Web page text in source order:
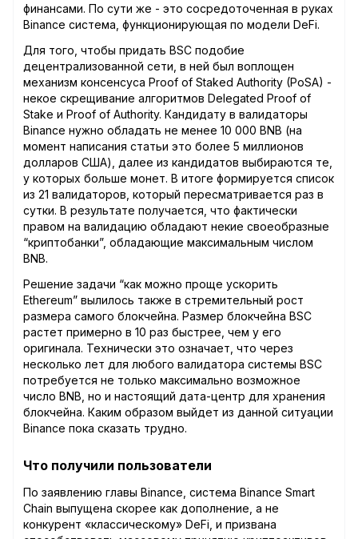
финансами. По сути же - это сосредоточенная в руках
Binance система, функционирующая по модели DeFi.
Для того, чтобы придать BSC подобие
децентрализованной сети, в ней был воплощен
механизм консенсуса Proof of Staked Authority (PoSA) -
некое скрещивание алгоритмов Delegated Proof of
Stake и Proof of Authority. Кандидату в валидаторы
Binance нужно обладать не менее 10 000 BNB (на
момент написания статьи это более 5 миллионов
долларов США), далее из кандидатов выбираются те,
у которых больше монет. В итоге формируется список
из 21 валидаторов, который пересматривается раз в
сутки. В результате получается, что фактически
правом на валидацию обладают некие своеобразные
“криптобанки”, обладающие максимальным числом
BNB.
Решение задачи “как можно проще ускорить
Ethereum” вылилось также в стремительный рост
размера самого блокчейна. Размер блокчейна BSC
растет примерно в 10 раз быстрее, чем у его
оригинала. Технически это означает, что через
несколько лет для любого валидатора системы BSC
потребуется не только максимально возможное
число BNB, но и настоящий дата-центр для хранения
блокчейна. Каким образом выйдет из данной ситуации
Binance пока сказать трудно.
Что получили пользователи
По заявлению главы Binance, система Binance Smart
Chain выпущена скорее как дополнение, а не
конкурент «классическому» DeFi, и призвана